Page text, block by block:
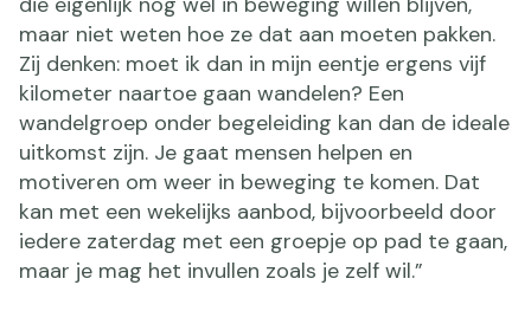
maar niet weten hoe ze dat aan moeten pakken.
Zij denken: moet ik dan in mijn eentje ergens vijf
kilometer naartoe gaan wandelen? Een
wandelgroep onder begeleiding kan dan de ideale
uitkomst zijn. Je gaat mensen helpen en
motiveren om weer in beweging te komen. Dat
kan met een wekelijks aanbod, bijvoorbeeld door
iedere zaterdag met een groepje op pad te gaan,
maar je mag het invullen zoals je zelf wil.”